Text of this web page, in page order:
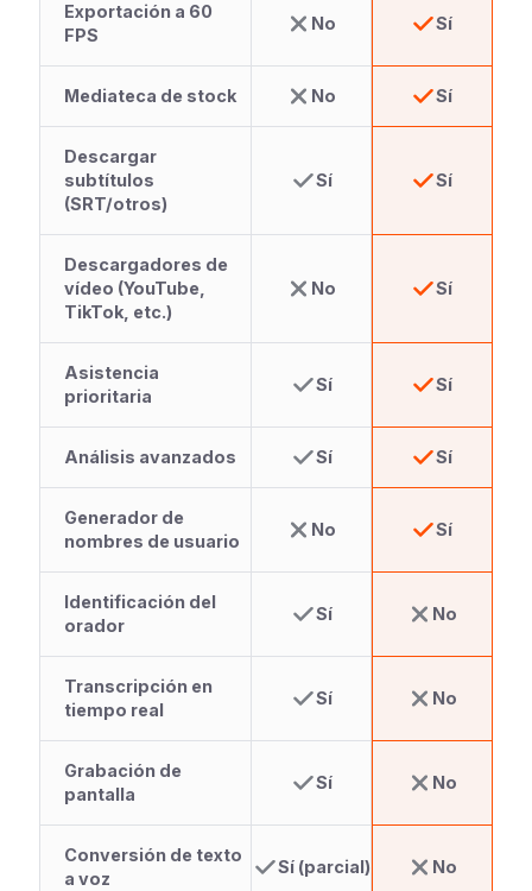
Exportación a 60
FPS
No Sí
Mediateca de stock No Sí
Descargar
subtítulos
(SRT/otros)
Sí Sí
Descargadores de
vídeo (YouTube,
TikTok, etc.)
No Sí
Asistencia
prioritaria
Sí Sí
Análisis avanzados Sí Sí
Generador de
nombres de usuario
No Sí
Identificación del
orador
Sí No
Transcripción en
tiempo real
Sí No
Grabación de
pantalla
Sí No
Conversión de texto
a voz
Sí (parcial) No